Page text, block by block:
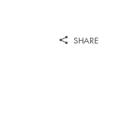
SHARE